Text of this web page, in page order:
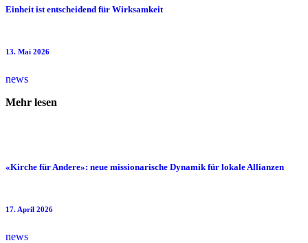
Einheit ist entscheidend für Wirksamkeit
13. Mai 2026
news
Mehr lesen
«Kirche für Andere»: neue missionarische Dynamik für lokale Allianzen
17. April 2026
news